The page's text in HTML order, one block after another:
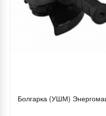
Болгарка (УШМ)